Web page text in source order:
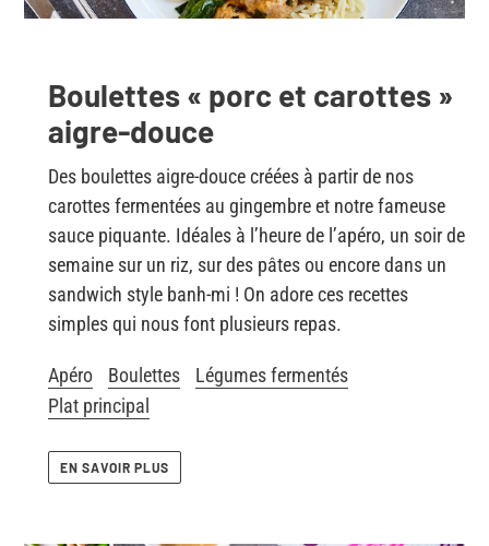
Boulettes « porc et carottes »
aigre-douce
Des boulettes aigre-douce créées à partir de nos
carottes fermentées au gingembre et notre fameuse
sauce piquante. Idéales à l’heure de l’apéro, un soir de
semaine sur un riz, sur des pâtes ou encore dans un
sandwich style banh-mi ! On adore ces recettes
simples qui nous font plusieurs repas.
Apéro Boulettes
Légumes fermentés
Plat principal
EN SAVOIR PLUS